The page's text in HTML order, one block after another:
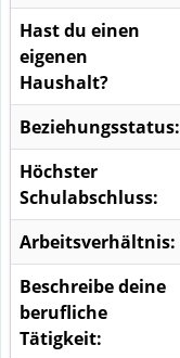
Hast du einen
eigenen
Haushalt?
Beziehungsstatus:
Höchster
Schulabschluss:
Arbeitsverhältnis:
Beschreibe deine
berufliche
Tätigkeit: